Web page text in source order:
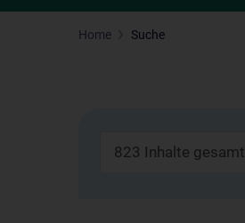
Home Suche
823 Inhalte gesamt